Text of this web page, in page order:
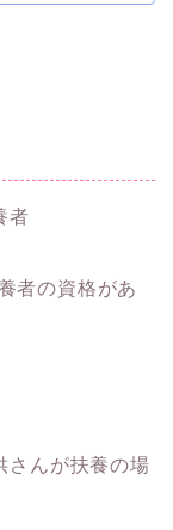
者
者の資格があ
さんが扶養の場